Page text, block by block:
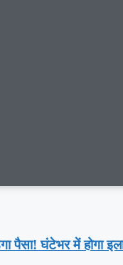
पैसा! घंटेभर में होगा